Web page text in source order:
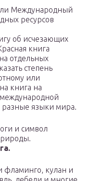
Международный
ресурсов
об исчезающих
книга
отдельных
степень
или
книга на
разные языки мира.
и символ
фламинго, кулан и